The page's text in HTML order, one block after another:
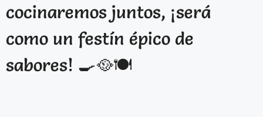
cocinaremos juntos, ¡será
como un festín épico de
sabores! 🍳🥘🍽️